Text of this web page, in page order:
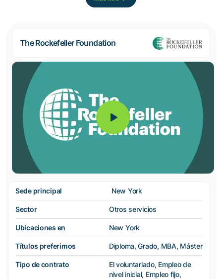
The Rockefeller Foundation
Sede principal New York
Sector Otros servicios
Ubicaciones en New York
Títulos preferimos Diploma, Grado, MBA, Máster
Tipo de contrato
El voluntariado, Empleo de
nivel inicial, Empleo fijo,